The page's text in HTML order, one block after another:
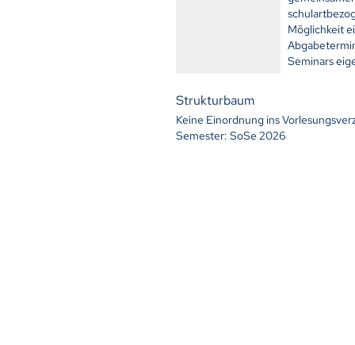
Möglichkeit
Seminars
Strukturbaum
Keine Einordnung ins
Semester: SoSe 2026